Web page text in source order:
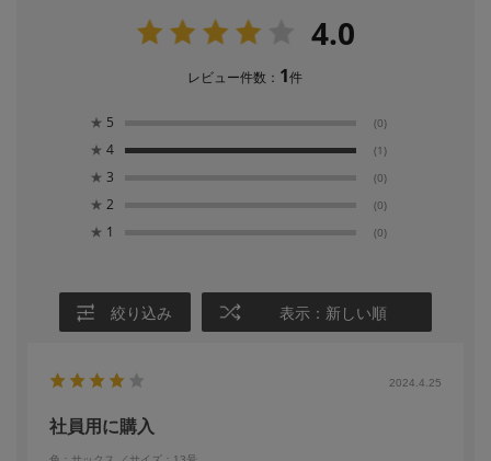
4.0
レビュー件数： 1件
★ 5 (0)
★ 4 (1)
★ 3 (0)
★ 2 (0)
★ 1 (0)
絞り込み 表示：新しい順
2024.4.25
社員用に購入